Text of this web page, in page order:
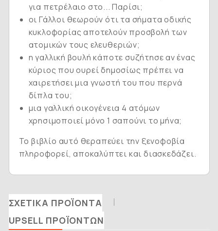
για πετρέλαιο στο... Παρίσι;
οι Γάλλοι θεωρούν ότι τα σήματα οδικής
κυκλοφορίας αποτελούν προσβολή των
ατομικών τους ελευθεριών;
η γαλλική βουλή κάποτε συζήτησε αν ένας
κύριος που ουρεί δημοσίως πρέπει να
χαιρετήσει μια γνωστή του που περνά
δίπλα του;
μια γαλλική οικογένεια 4 ατόμων
χρησιμοποιεί μόνο 1 σαπούνι το μήνα;
Το βιβλίο αυτό θεραπεύει την ξενοφοβία
πληροφορεί, αποκαλύπτει και διασκεδάζει.
ΣΧΕΤΙΚΆ ΠΡΟΪΌΝΤΑ
UPSELL ΠΡΟΪΌΝΤΩΝ